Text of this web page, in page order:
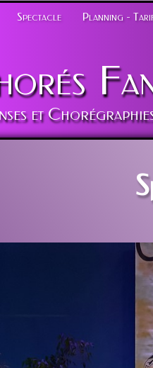
Spectacle Planning -
et